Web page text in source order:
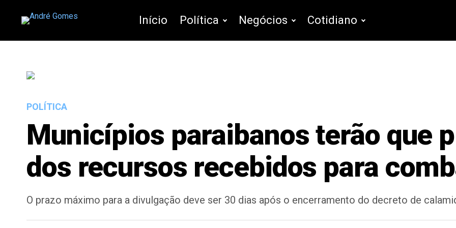
Início Política Negócios Cotidiano
POLÍTICA
Municípios paraibanos terão que
dos recursos recebidos para
O prazo máximo para a divulgação deve ser 30 dias após o encerramento do decreto de